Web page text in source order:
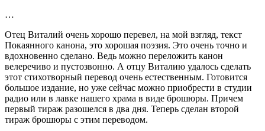
…
Отец Виталий очень хорошо перевел, на мой взгляд, текст
Покаянного канона, это хорошая поэзия. Это очень точно и
вдохновенно сделано. Ведь можно переложить канон
велеречиво и пустозвонно. А отцу Виталию удалось сделать
этот стихотворный перевод очень естественным. Готовится
большое издание, но уже сейчас можно приобрести в студии
радио или в лавке нашего храма в виде брошюры. Причем
первый тираж разошелся в два дня. Теперь сделан второй
тираж брошюры с этим переводом.